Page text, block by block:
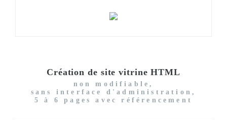
Création de site vitrine HTML
non modifiable,
sans interface d'administration,
5 à 6 pages avec référencement